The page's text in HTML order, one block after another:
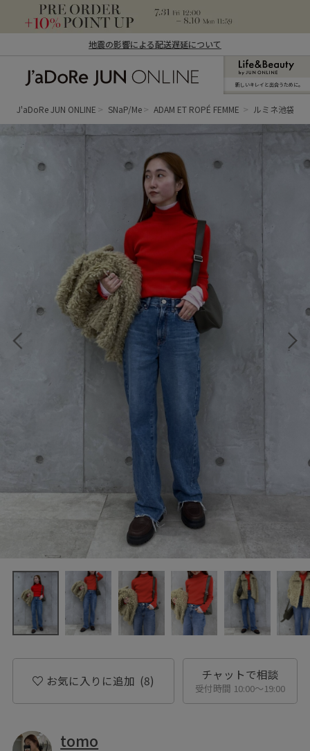
地震の影響による配送遅延について
ン オンライン）
新しいキレイと出合うために。
J'aDoRe JUN ONLINE SNaP/Me ADAM ET ROPÉ FEMME ルミネ池袋
お気に入りに追加 (8) チャットで相談
受付時間 10:00〜19:00
tomo